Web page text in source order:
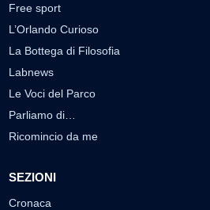
Free sport
L’Orlando Curioso
La Bottega di Filosofia
Labnews
Le Voci del Parco
Parliamo di…
Ricomincio da me
SEZIONI
Cronaca